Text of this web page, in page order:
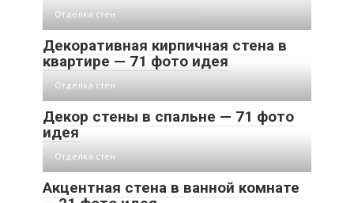
Отделка стен
Декоративная кирпичная стена в
квартире — 71 фото идея
Отделка стен
Декор стены в спальне — 71 фото
идея
Отделка стен
Акцентная стена в ванной комнате